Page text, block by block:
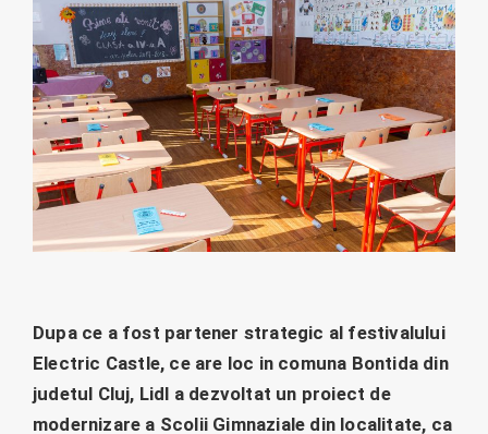
Dupa ce a fost partener strategic al festivalului
Electric Castle, ce are loc in comuna Bontida din
judetul Cluj, Lidl a dezvoltat un proiect de
modernizare a Scolii Gimnaziale din localitate, ca